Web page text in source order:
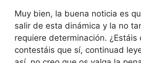
Muy bien, la buena noticia es
salir de esta dinámica y la no
requiere determinación. ¿Estáis
contestáis que sí, continuad